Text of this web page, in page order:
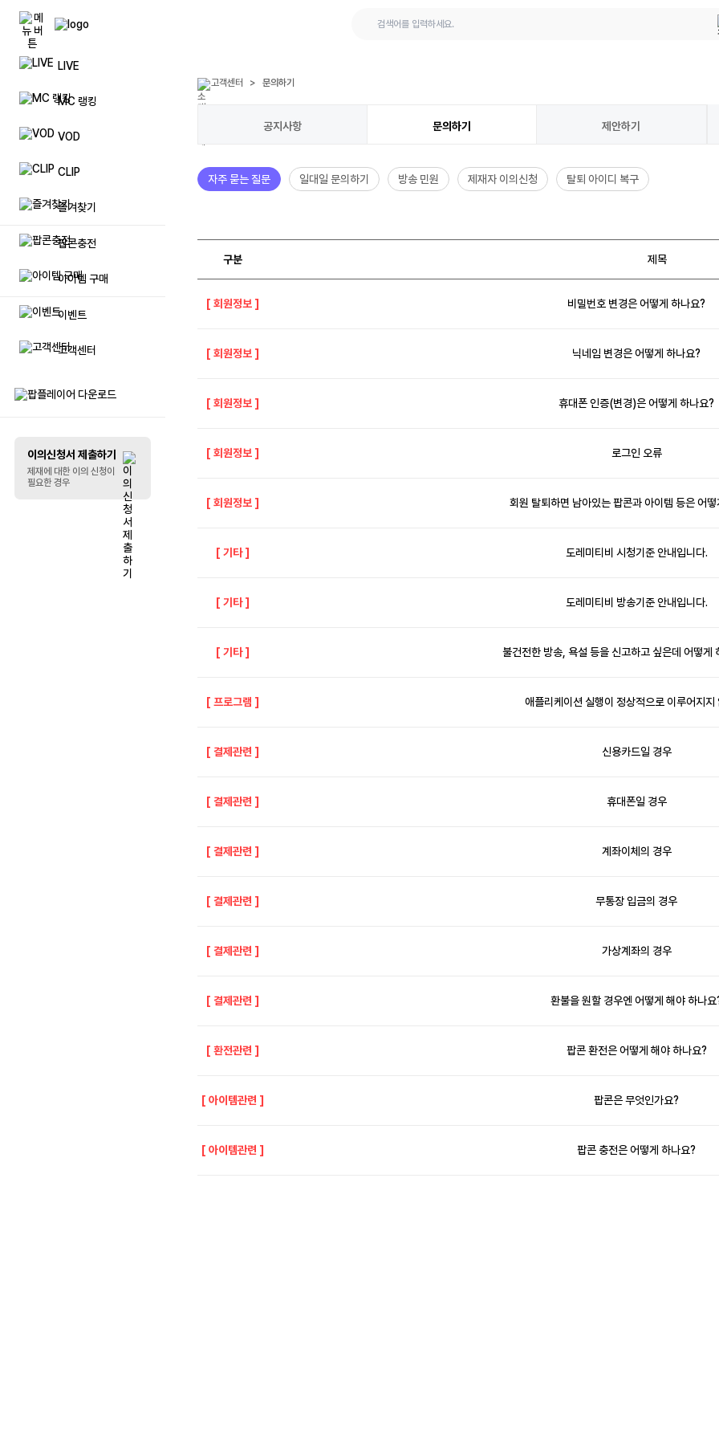
LIVE
MC 랭킹
VOD
CLIP
즐겨찾기
팝콘충전
아이템 구매
이벤트
고객센터
이의신청서 제출하기
제재에 대한 이의 신청이
필요한 경우
팝콘(캐쉬)
풀방 입장권
프리미엄 닉네임 이용권
매니저 추가
방송 입장효과
공지사항
불법촬영물 등 유통신고 탈퇴 아이디 복구
고객센터 > 문의하기
공지사항 문의하기 제안하기
자주 묻는 질문 일대일 문의하기 방송 민원 제재자 이의신청 탈퇴 아이디 복구
구분 제목
[ 회원정보 ] 비밀번호 변경은 어떻게 하나요?
[ 회원정보 ] 닉네임 변경은 어떻게 하나요?
[ 회원정보 ] 휴대폰 인증(변경)은 어떻게 하나요?
[ 회원정보 ] 로그인 오류
[ 회원정보 ] 회원 탈퇴하면 남아있는 팝콘과 아이템 등은 어
[ 기타] 도레미티비 시청기준 안내입니다.
[ 기타] 도레미티비 방송기준 안내입니다.
[ 기타] 불건전한 방송, 욕설 등을 신고하고 싶은데 어떻게
[ 프로그램 ] 애플리케이션 실행이 정상적으로 이루어지지
[ 결제관련 ] 신용카드일 경우
[ 결제관련 ] 휴대폰일 경우
[ 결제관련 ] 계좌이체의 경우
[ 결제관련 ] 무통장 입금의 경우
[ 결제관련 ] 가상계좌의 경우
[ 결제관련 ] 환불을 원할 경우엔 어떻게 해야 하나요
[ 환전관련 ] 팝콘 환전은 어떻게 해야 하나요?
[ 아이템관련 ] 팝콘은 무엇인가요?
[ 아이템관련 ] 팝콘 충전은 어떻게 하나요?